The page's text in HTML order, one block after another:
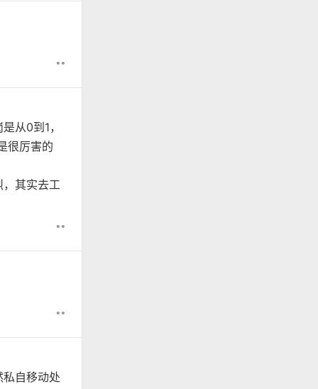
••
从0到1，
很厉害的
，其实去工
••
••
自移动处